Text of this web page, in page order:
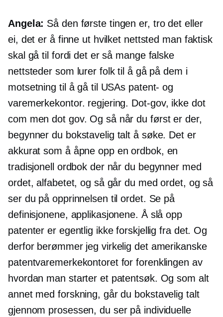
Angela: Så den første tingen er, tro det eller
ei, det er å finne ut hvilket nettsted man faktisk
skal gå til fordi det er så mange falske
nettsteder som lurer folk til å gå på dem i
motsetning til å gå til USAs patent- og
varemerkekontor. regjering. Dot-gov, ikke dot
com men dot gov. Og så når du først er der,
begynner du bokstavelig talt å søke. Det er
akkurat som å åpne opp en ordbok, en
tradisjonell ordbok der når du begynner med
ordet, alfabetet, og så går du med ordet, og så
ser du på opprinnelsen til ordet. Se på
definisjonene, applikasjonene. Å slå opp
patenter er egentlig ikke forskjellig fra det. Og
derfor berømmer jeg virkelig det amerikanske
patentvaremerkekontoret for forenklingen av
hvordan man starter et patentsøk. Og som alt
annet med forskning, går du bokstavelig talt
gjennom prosessen, du ser på individuelle